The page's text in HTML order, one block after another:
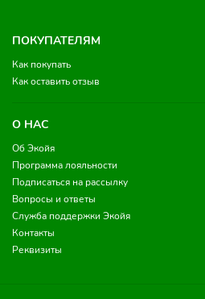
ПОКУПАТЕЛЯМ
Как покупать
Как оставить отзыв
О НАС
Об Экойя
Программа лояльности
Подписаться на рассылку
Вопросы и ответы
Служба поддержки Экойя
Контакты
Реквизиты